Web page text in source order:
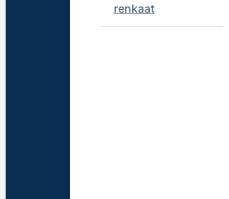
renkaat